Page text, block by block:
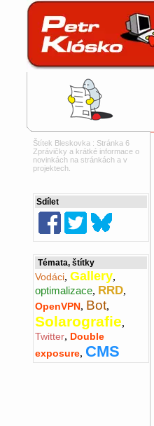
Štítek Bleskovka : Stránka 6
Zprávičky a krátké informace o
novinkách na stránkách a v
projektech.
Sdílet
Témata, štítky
Vodáci, Gallery,
optimalizace, RRD,
OpenVPN, Bot,
Solarografie,
Twitter, Double
exposure, CMS